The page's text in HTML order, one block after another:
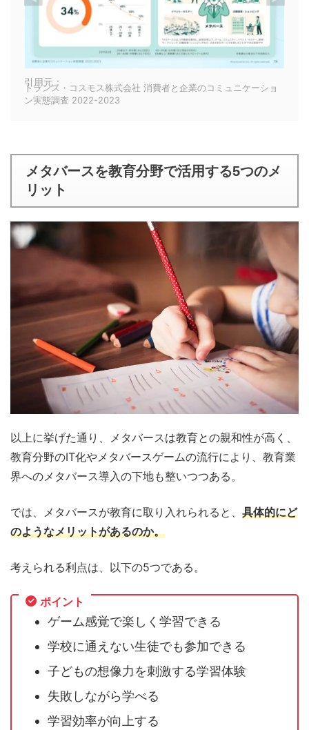
引用元：
トランス・コスモス株式会社 消費者と企業のコミュニケーショ
ン実態調査 2022-2023
メタバースを教育分野で活用する5つのメ
リット
以上に挙げた通り、メタバースは教育との親和性が高く、
教育分野のIT化やメタバースゲームの流行により、教育業
界へのメタバース導入の下地も整いつつある。
では、メタバースが教育に取り入れられると、 具体的にど
のようなメリットがあるのか。
考えられる利点は、以下の5つである。
ポイント
ゲーム感覚で楽しく学習できる
学校に通えない生徒でも参加できる
子どもの想像力を刺激する学習体験
失敗しながら学べる
学習効率が向上する